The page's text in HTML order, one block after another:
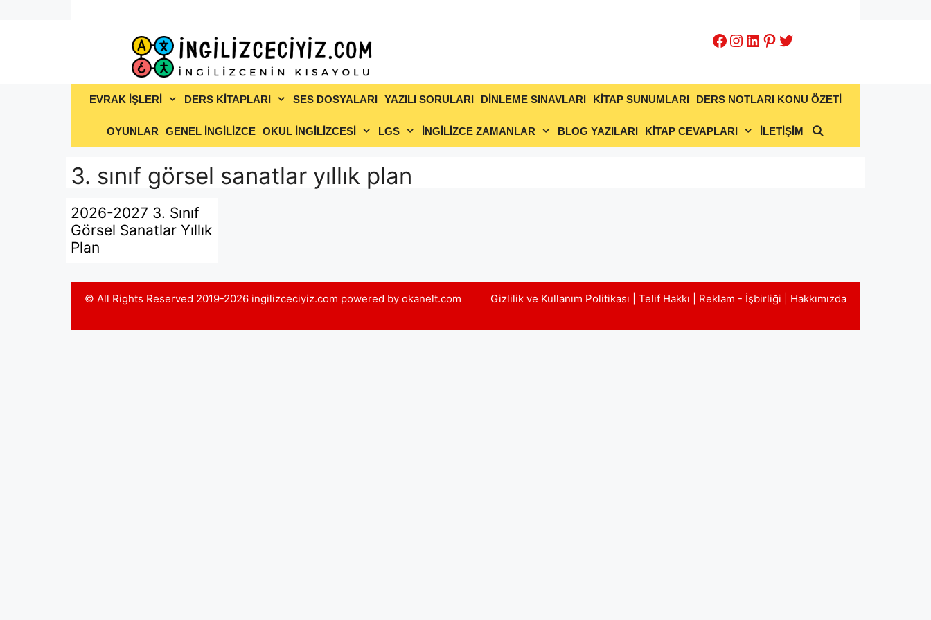
Facebook
Instagram
LinkedIn
Pinterest
Twitter
EVRAK İŞLERİ DERS KİTAPLARI SES DOSYALARI YAZILI SORULARI DİNLEME SINAVLARI KİTAP SUNUMLARI DERS NOTLARI KONU ÖZETİ
OYUNLAR GENEL İNGİLİZCE OKUL İNGİLİZCESİ LGS İNGİLİZCE ZAMANLAR BLOG YAZILARI KİTAP CEVAPLARI İLETİŞİM
3. sınıf görsel sanatlar yıllık plan
2026-2027 3. Sınıf
Görsel Sanatlar Yıllık
Plan
Gizlilik ve Kullanım Politikası Telif Hakkı Reklam - İşbirliği Hakkımızda
© All Rights Reserved 2019-2026 ingilizceciyiz.com powered by okanelt.com